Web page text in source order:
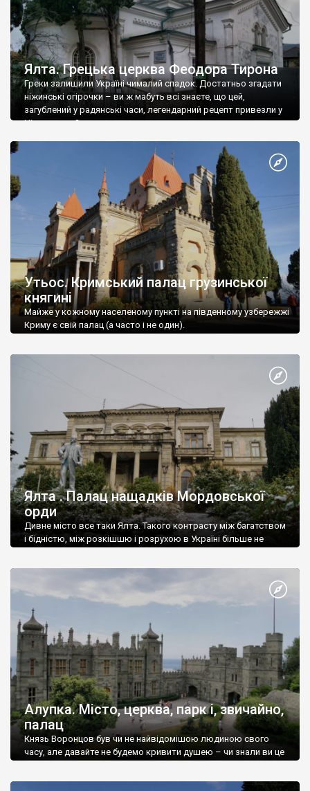
Ялта. Грецька церква Феодора Тирона
Греки залишили Україні чималий спадок. Достатньо згадати
ніжинські огірочки – ви ж мабуть всі знаєте, що цей,
загублений у радянські часи, легендарний рецепт привезли у
Ніжин греки?
Утьос. Кримський палац грузинської
княгині
Майже у кожному населеному пункті на південному узбережжі
Криму є свій палац (а часто і не один).
Ялта . Палац нащадків Мордовської
орди
Дивне місто все таки Ялта. Такого контрасту між багатством
і бідністю, між розкішшю і розрухою в Україні більше не
Алупка. Місто, церква, парк і, звичайно,
палац
Князь Воронцов був чи не найвідомішою людиною свого
часу, але давайте не будемо кривити душею – чи знали ви це